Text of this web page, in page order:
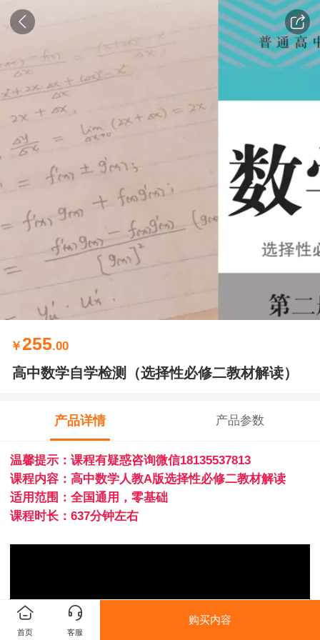
￥255.00
高中数学自学检测（选择性必修二教材解读）
产品详情 产品参数
温馨提示：课程有疑惑咨询微信18135537813
课程内容：高中数学人教A版选择性必修二教材解读
适用范围：全国通用，零基础
课程时长：637分钟左右
首页 客服
购买内容